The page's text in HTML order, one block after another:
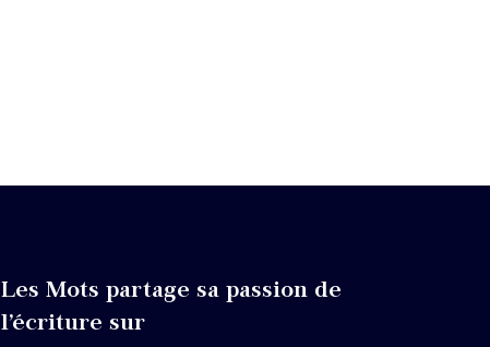
Les Mots partage sa passion de
l’écriture sur